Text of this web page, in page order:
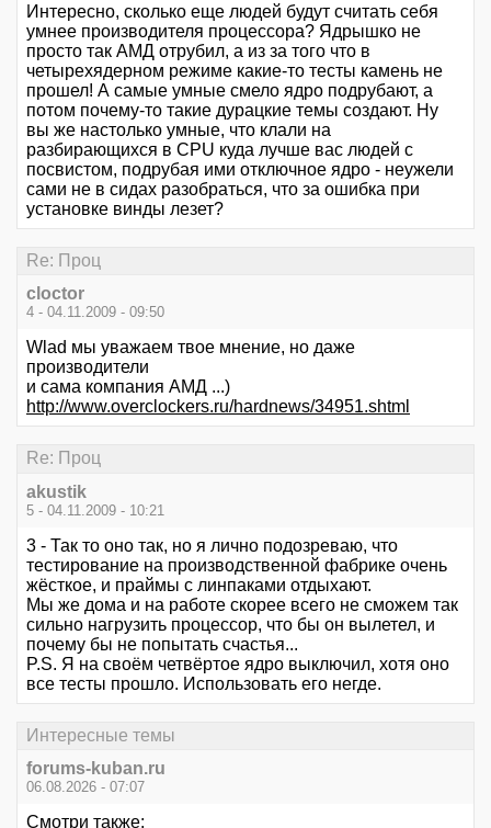
Интересно, сколько еще людей будут считать себя
умнее производителя процессора? Ядрышко не
просто так АМД отрубил, а из за того что в
четырехядерном режиме какие-то тесты камень не
прошел! А самые умные смело ядро подрубают, а
потом почему-то такие дурацкие темы создают. Ну
вы же настолько умные, что клали на
разбирающихся в СРU куда лучше вас людей с
посвистом, подрубая ими отключное ядро - неужели
сами не в сидах разобраться, что за ошибка при
установке винды лезет?
Re: Проц
cloctor
4 - 04.11.2009 - 09:50
Wlad мы уважаем твое мнение, но даже
производители
и сама компания АМД ...)
http://www.overclockers.ru/hardnews/34951.shtml
Re: Проц
akustik
5 - 04.11.2009 - 10:21
3 - Так то оно так, но я лично подозреваю, что
тестирование на производственной фабрике очень
жёсткое, и праймы с линпаками отдыхают.
Мы же дома и на работе скорее всего не сможем так
сильно нагрузить процессор, что бы он вылетел, и
почему бы не попытать счастья...
P.S. Я на своём четвёртое ядро выключил, хотя оно
все тесты прошло. Использовать его негде.
Интересные темы
forums-kuban.ru
06.08.2026 - 07:07
Смотри также: